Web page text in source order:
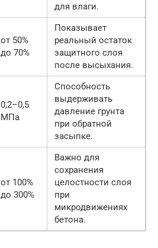
для влаги.
от 50%
до 70%
Показывает
реальный остаток
защитного слоя
после высыхания.
0,2–0,5
МПа
Способность
выдерживать
давление грунта
при обратной
засыпке.
от 100%
до 300%
Важно для
сохранения
целостности слоя
при
микродвижениях
бетона.